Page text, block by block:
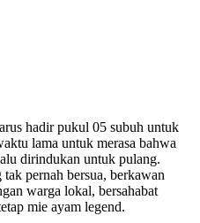
hadir pukul 05 subuh untuk
lama untuk merasa bahwa
dirindukan untuk pulang.
pernah bersua, berkawan
warga lokal, bersahabat
mie ayam legend.